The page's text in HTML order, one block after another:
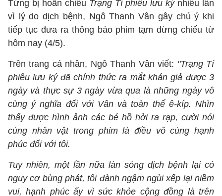
Từng bị hoãn chiếu Trạng Tí phiêu lưu kýnhiều lần
vì lý do dịch bệnh, Ngô Thanh Vân gây chú ý khi
tiếp tục đưa ra thông báo phim tạm dừng chiếu từ
hôm nay (4/5).
Trên trang cá nhân, Ngô Thanh Vân viết: "Trạng Tí
phiêu lưu ký đã chính thức ra mắt khán giả được 3
ngày và thực sự 3 ngày vừa qua là những ngày vô
cùng ý nghĩa đối với Vân và toàn thể ê-kíp. Nhìn
thấy được hình ảnh các bé hồ hởi ra rạp, cười nói
cùng nhân vật trong phim là điều vô cùng hạnh
phúc đối với tôi.
Tuy nhiên, một lần nữa làn sóng dịch bệnh lại có
nguy cơ bùng phát, tôi đành ngậm ngùi xếp lại niềm
vui, hạnh phúc ấy vì sức khỏe cộng đồng là trên